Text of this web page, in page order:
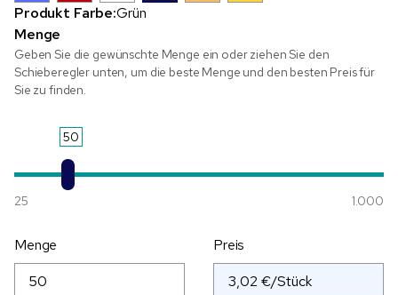
Produkt Farbe:Grün
Menge
Geben Sie die gewünschte Menge ein oder ziehen Sie den
Schieberegler unten, um die beste Menge und den besten Preis für
Sie zu finden.
50
25 1.000
Menge Preis